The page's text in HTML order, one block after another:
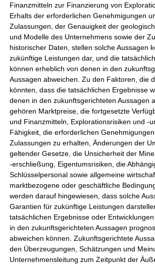
Finanzmitteln zur Finanzierung von
Erhalts der erforderlichen Genehmigungen
Zulassungen, der Genauigkeit der
und Modelle des Unternehmens sowie der
historischer Daten, stellen solche Aussagen
zukünftige Leistungen dar, und die
können erheblich von denen in den
Aussagen abweichen. Zu den Faktoren, die
könnten, dass die tatsächlichen Ergebnisse
denen in den zukunftsgerichteten Aussagen
gehören Marktpreise, die fortgesetzte
und Finanzmitteln, Explorationsrisiken und -
Fähigkeit, die erforderlichen
Zulassungen zu erhalten, Änderungen der
geltender Gesetze, die Unsicherheit der
-erschließung, Eigentumsrisiken, die
Schlüsselpersonal sowie allgemeine
marktbezogene oder geschäftliche
werden darauf hingewiesen, dass solche
Garantien für zukünftige Leistungen
tatsächlichen Ergebnisse oder
in den zukunftsgerichteten Aussagen
abweichen können. Zukunftsgerichtete
den Überzeugungen, Schätzungen und
Unternehmensleitung zum Zeitpunkt der